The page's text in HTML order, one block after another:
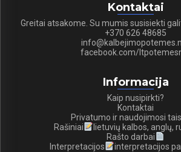
Kontaktai
Greitai atsakome. Su mumis susisiekti
+370 626 48685
facebook.com/
Informacija
Kaip nusipirkti?
Kontaktai
Privatumo ir naudojimosi
Rašiniai
lietuvių kalbos, anglų,
Rašto darbai
Interpretacijos
interpretacijos